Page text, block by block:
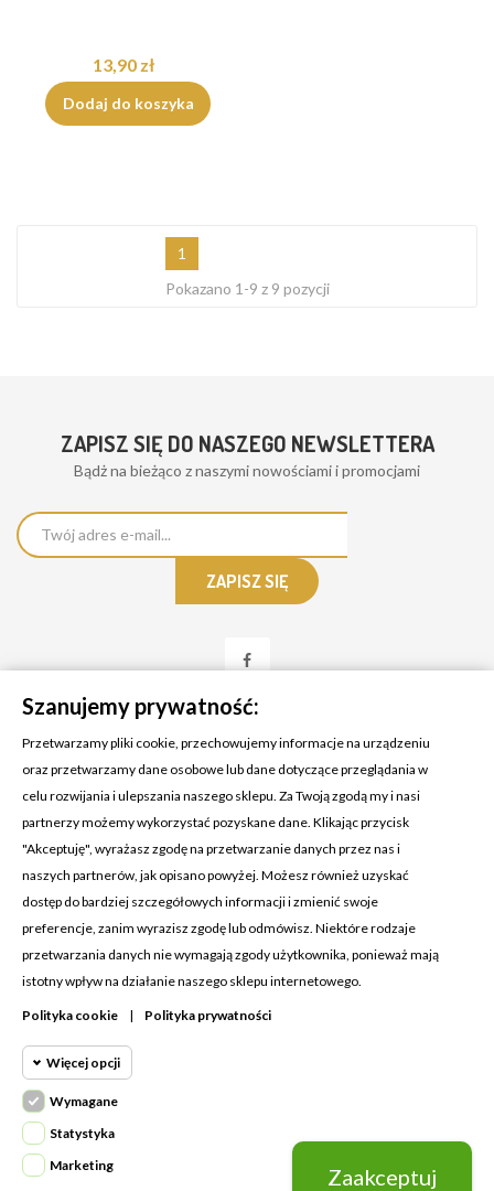
13,90 zł
Dodaj do koszyka
1
Pokazano 1-9 z 9 pozycji
ZAPISZ SIĘ DO NASZEGO NEWSLETTERA
Bądż na bieżąco z naszymi nowościami i promocjami
KONTAKT Z NAMI
Adres:
Cosmetic4car
Budzisz 73A
39-200 Dębica
Dominik:
Klaudia: +48 730634730
MOJE KONTO
PRODUKTY
NASZA FIRMA
Szanujemy prywatność:
Przetwarzamy pliki cookie, przechowujemy informacje na urządzeniu
oraz przetwarzamy dane osobowe lub dane dotyczące przeglądania w
celu rozwijania i ulepszania naszego sklepu. Za Twoją zgodą my i nasi
partnerzy możemy wykorzystać pozyskane dane. Klikając przycisk
"Akceptuję", wyrażasz zgodę na przetwarzanie danych przez nas i
naszych partnerów, jak opisano powyżej. Możesz również uzyskać
dostęp do bardziej szczegółowych informacji i zmienić swoje
preferencje, zanim wyrazisz zgodę lub odmówisz. Niektóre rodzaje
przetwarzania danych nie wymagają zgody użytkownika, ponieważ mają
istotny wpływ na działanie naszego sklepu internetowego.
Polityka cookie | Polityka prywatności
Więcej opcji
Wymagane
Wymagane pliki cookie oraz cookie
HttpOnly. Pliki cookie wymagane do
Cookie
Wymagane
Statystyka
Marketing
Zaakceptuj